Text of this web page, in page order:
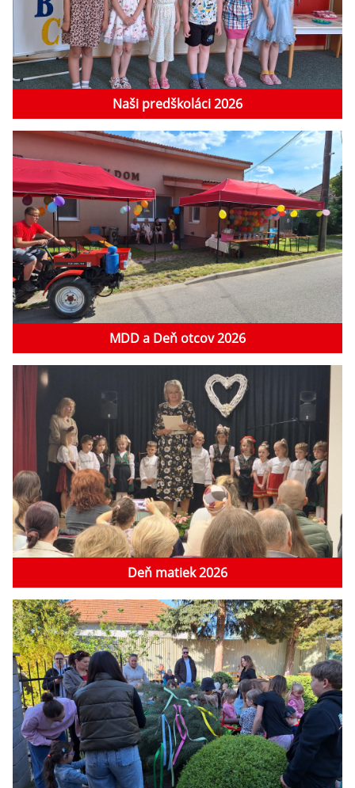
Naši predškoláci 2026
MDD a Deň otcov 2026
Deň matiek 2026